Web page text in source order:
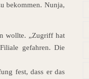
bekommen. Nunja,
wollte. „Zugriff hat
gefahren. Die
fest, dass er das